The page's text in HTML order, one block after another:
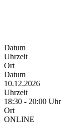
Datum
Uhrzeit
Ort
Datum
10.12.2026
Uhrzeit
18:30 - 20:00 Uhr
Ort
ONLINE